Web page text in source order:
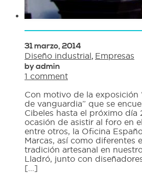
31 marzo, 2014
Diseño industrial, Empresas
by admin
1 comment
Con motivo de la exposición
de vanguardia” que se
Cibeles hasta el próximo día
ocasión de asistir al foro en
entre otros, la Oficina
Marcas, así como diferentes
tradición artesanal en
Lladró, junto con
[...]